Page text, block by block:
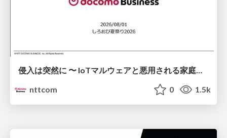
侵入は突然に 〜 IoTマルウェアと悪用される家庭の機器 ～ / When Intrusion Strikes: IoT Malware and the Abuse of Home Devices
nttcom
0 1.5k